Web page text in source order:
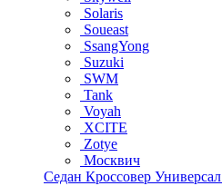
Solaris
Soueast
SsangYong
Suzuki
SWM
Tank
Voyah
XCITE
Zotye
Москвич
Седан Кроссовер Универсал